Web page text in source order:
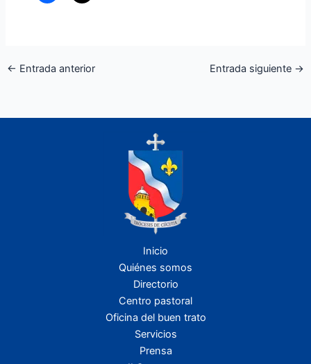
← Entrada anterior Entrada siguiente →
Inicio
Quiénes somos
Directorio
Centro pastoral
Oficina del buen trato
Servicios
Prensa